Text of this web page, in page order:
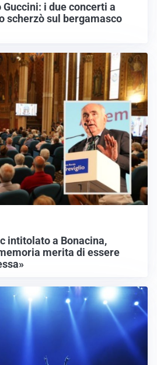
i due concerti a
scherzò sul bergamasco
intitolato a Bonacina,
merita di essere